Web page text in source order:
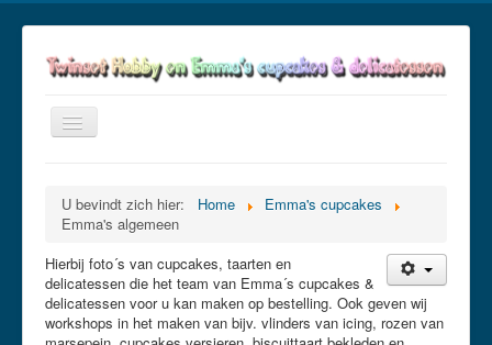
Toggle
Navigation
U bevindt zich hier: Home
Emma's cupcakes
Emma's algemeen
Hierbij foto´s van cupcakes, taarten en
delicatessen die het team van Emma´s cupcakes &
delicatessen voor u kan maken op bestelling. Ook geven wij
workshops in het maken van bijv. vlinders van icing, rozen van